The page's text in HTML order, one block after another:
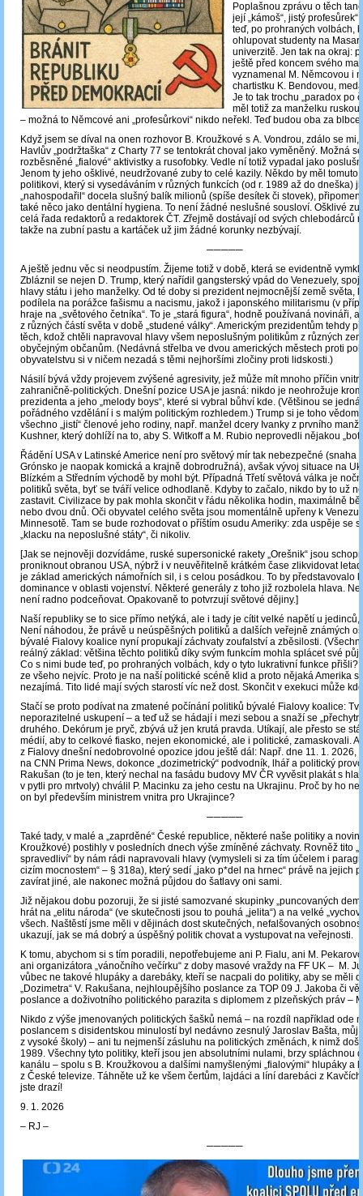
Poplašnou zprávu o těch
její „kámoš“, jistý profesůrek“
teď, po prohraných volbách,
ohlupovat studenty na
univerzitě. Jen tak na okraj:
ještě před koncem svého
vyznamenal M. Němcovou i
chartistku K. Bendovou,
Je to tak trochu „paradox po
měl totiž za manželku ruskou
– možná to Němcové ani „profesůrkovi“ nikdo neřekl. Teď budou oba za blbce.
Když jsem se díval na onen rozhovor B. Kroužkové s A. Vondrou, zdálo se mi,
Havlův „podržtaška“ z Charty 77 se tentokrát choval jako vyměněný. Možná
rozběsněné „fialové“ aktivistky a rusofobky. Vedle ní totiž vypadal jako
Jenom ty jeho ošklivé, neudržované zuby to celé kazily. Někdo by měl tomuto
politikovi, který si vysedáváním v různých funkcích (od r. 1989 až do dneška)
„nahospodařil“ docela slušný balík milionů (spíše desítek či stovek),
také něco jako dentální hygiena. To není žádné neslušné sousloví. Ošklivé
celá řada redaktorů a redaktorek ČT. Zřejmě dostávají od svých chlebodárců
takže na zubní pastu a kartáček už jim žádné korunky nezbývají.
─────
A ještě jednu věc si neodpustím. Žijeme totiž v době, která se evidentně
Zbláznil se nejen D. Trump, který nařídil gangsterský vpád do Venezuely,
hlavy státu i jeho manželky. Od té doby si prezident nejmocnější země světa,
podílela na porážce fašismu a nacismu, jakož i japonského militarismu (v
hraje na „světového četníka“. To je „stará figura“, hodně používaná novináři,
z různých částí světa v době „studené války“. Americkým prezidentům tehdy
těch, kdož chtěli napravoval hlavy všem neposlušným politikům z různých
obyčejným občanům. (Nedávná střelba ve dvou amerických městech proti
obyvatelstvu si v ničem nezadá s těmi nejhoršími zločiny proti lidskosti.)
Násilí bývá vždy projevem zvýšené agresivity, jež může mít mnoho příčin
zahraničně-politických. Dnešní pozice USA je jasná: nikdo je neohrožuje
prezidenta a jeho „melody boys“, které si vybral bůhví kde. (Většinou se
pořádného vzdělání i s malým politickým rozhledem.) Trump si je toho
všechno „jistí“ členové jeho rodiny, např. manžel dcery Ivanky z prvního
Kushner, který dohlíží na to, aby S. Witkoff a M. Rubio neprovedli nějakou
Řádění USA v Latinské Americe není pro světový mír tak nebezpečné (snaha
Grónsko je naopak komická a krajně dobrodružná), avšak vývoj situace na
Blízkém a Středním východě by mohl být. Případná Třetí světová válka je
politiků světa, byť se tváří velice odhodlaně. Kdyby to začalo, nikdo by to už
zastavit. Civilizace by pak mohla skončit v řádu několika hodin, maximálně
nebo dvou dnů. Oči obyvatel celého světa jsou momentálně upřeny k
Minnesotě. Tam se bude rozhodovat o příštím osudu Ameriky: zda uspěje se
„klacku na neposlušné státy“, či nikoliv.
[Jak se nejnověji dozvídáme, ruské supersonické rakety „Orešnik“ jsou
proniknout obranou USA, nýbrž i v neuvěřitelně krátkém čase zlikvidovat
je základ amerických námořních sil, i s celou posádkou. To by představovalo
dominance v oblasti vojenství. Některé generály z toho již rozbolela hlava.
není radno podceňovat. Opakovaně to potvrzují světové dějiny.]
Naší republiky se to sice přímo netýká, ale i tady je cítit velké napětí u jedinců,
Není náhodou, že právě u neúspěšných politiků a dalších veřejně známých
bývalé Fialovy koalice nyní propukají záchvaty zoufalství a zběsilosti.
reálný základ: většina těchto politiků díky svým funkcím mohla splácet své
Co s nimi bude teď, po prohraných volbách, kdy o tyto lukrativní funkce přišli?
ze všeho nejvíc. Proto je na naší politické scéně klid a proto nějaká Amerika
nezajímá. Tito lidé mají svých starostí víc než dost. Skončit v exekuci může
Stačí se proto podívat na zmatené počínání politiků bývalé Fialovy koalice:
neporazitelné uskupení – a teď už se hádají i mezi sebou a snaží se
druhého. Dekórum je pryč, zbývá už jen krutá pravda. Utíkají, ale přesto se
médií, aby to celkové fiasko, nejen ekonomické, ale i politické, zamaskovali. A
z Fialovy dnešní nedobrovolné opozice jdou ještě dál: Např. dne 11. 1. 2026,
na CNN Prima News, dokonce „dozimetrický“ podvodník, lhář a politický
Rakušan (to je ten, který nechal na fasádu budovy MV ČR vyvěsit plakát s
v pytli pro mrtvoly) chválil P. Macinku za jeho cestu na Ukrajinu. Proč by ho
on byl především ministrem vnitra pro Ukrajince?
─────
Také tady, v malé a „zaprděné“ České republice, některé naše politiky a
Kroužkové) postihly v posledních dnech výše zmíněné záchvaty. Rovněž tito
spravedliví“ by nám rádi napravovali hlavy (vymysleli si za tím účelem i
cizím mocnostem“ ‒ § 318a), který sedí „jako p*del na hrnec“ právě na jejich
zavírat jiné, ale nakonec možná půjdou do šatlavy oni sami.
Již nějakou dobu pozoruji, že si jisté samozvané skupinky „puncovaných
hrát na „elitu národa“ (ve skutečnosti jsou to pouhá „jelita“) a na velké
všech. Naštěstí jsme měli v dějinách dost skutečných, nefalšovaných
ukazují, jak se má dobrý a úspěšný politik chovat a vystupovat na veřejnosti.
K tomu, abychom si s tím poradili, nepotřebujeme ani P. Fialu, ani M.
ani organizátora „vánočního večírku“ z doby masové vraždy na FF UK ‒ M.
vůbec ne takové hlupáky a darebáky, kteří se nacpali do politiky, aby se měli
„Dozimetra“ V. Rakušana, nejhloupějšího poslance za TOP 09 J. Jakoba či
poslance a doživotního politického parazita s diplomem z plzeňských práv ‒
Nikdo z výše jmenovaných politických šašků nemá – na rozdíl například ode
poslancem s disidentskou minulostí byl nedávno zesnulý Jaroslav Bašta, můj
z vysoké školy) ‒ ani tu nejmenší zásluhu na politických změnách, k nimž
1989. Všechny tyto politiky, kteří jsou jen absolutními nulami, brzy spláchnou
kanálu – spolu s B. Kroužkovou a dalšími namyšlenými „fialovými“ hlupáky a
z České televize. Táhněte už ke všem čertům, lajdáci a líní darebáci z
jste drazí!
9. 1. 2026
‒ RJ ‒
─────